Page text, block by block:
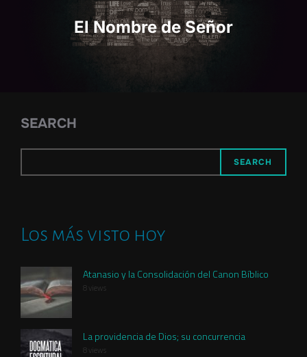
El Nombre de Señor
SEARCH
SEARCH
Los más visto hoy
Atanasio y la Consolidación del Canon Bíblico
8 views
La providencia de Dios; su concurrencia
8 views